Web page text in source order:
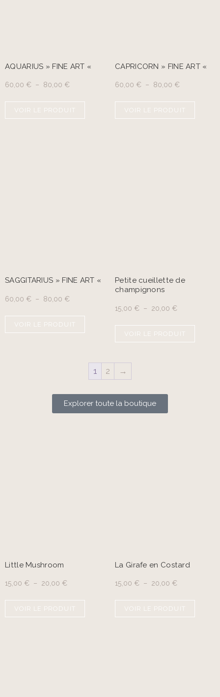
AQUARIUS » FINE ART «
60,00 € – 80,00 €
VOIR LE PRODUIT
CAPRICORN » FINE ART «
60,00 € – 80,00 €
VOIR LE PRODUIT
SAGGITARIUS » FINE ART «
60,00 € – 80,00 €
VOIR LE PRODUIT
Petite cueillette de
champignons
15,00 € – 20,00 €
VOIR LE PRODUIT
1 2 →
Explorer toute la boutique
Little Mushroom
15,00 € – 20,00 €
VOIR LE PRODUIT
La Girafe en Costard
15,00 € – 20,00 €
VOIR LE PRODUIT